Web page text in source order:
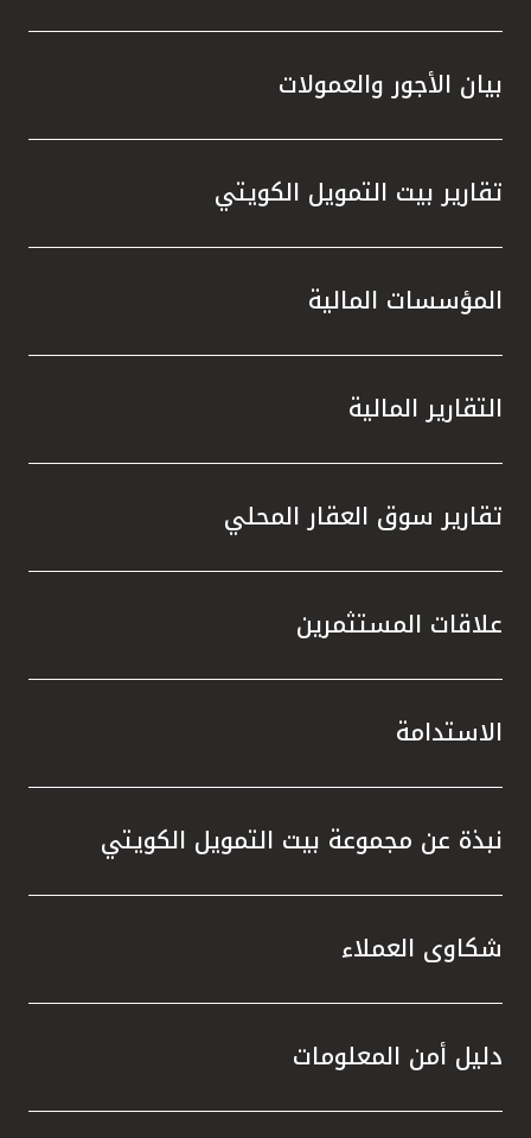
بيان الأجور والعمولات
تقارير بيت التمويل الكويتي
المؤسسات المالية
التقارير المالية
تقارير سوق العقار المحلي
علاقات المستثمرين
الاستدامة
نبذة عن مجموعة بيت التمويل الكويتي
شكاوى العملاء
دليل أمن المعلومات